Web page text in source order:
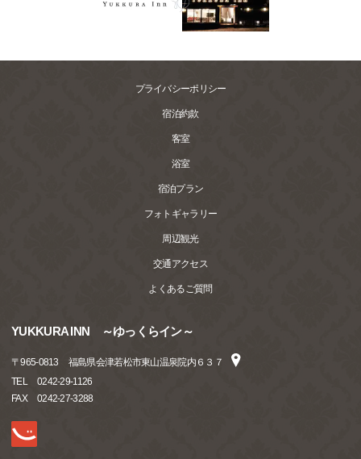
プライバシーポリシー
宿泊約款
客室
浴室
宿泊プラン
フォトギャラリー
周辺観光
交通アクセス
よくあるご質問
YUKKURA INN ～ゆっくらイン～
〒965-0813
福島県会津若松市東山温泉院内６３７
TEL
0242-29-1126
FAX
0242-27-3288